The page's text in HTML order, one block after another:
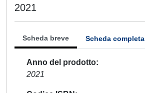
2021
Scheda breve Scheda completa
Anno del prodotto
2021